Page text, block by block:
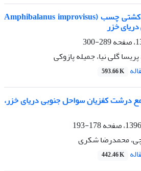
تأثیر نوع بستر بر نشست کشتی چسب (Amphibalanus improvisus
289-300
گلی نیا، جمیله پازوکی
593.66 K
درشت کفزیان سواحل جنوبی دریای خزر،
178-193
محمدرضا شکری
442.46 K